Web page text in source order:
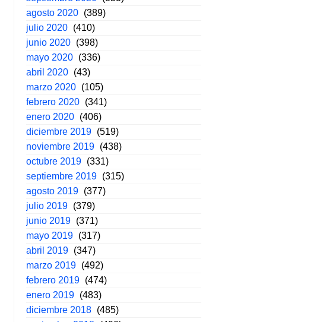
agosto 2020 (389)
julio 2020 (410)
junio 2020 (398)
mayo 2020 (336)
abril 2020 (43)
marzo 2020 (105)
febrero 2020 (341)
enero 2020 (406)
diciembre 2019 (519)
noviembre 2019 (438)
octubre 2019 (331)
septiembre 2019 (315)
agosto 2019 (377)
julio 2019 (379)
junio 2019 (371)
mayo 2019 (317)
abril 2019 (347)
marzo 2019 (492)
febrero 2019 (474)
enero 2019 (483)
diciembre 2018 (485)